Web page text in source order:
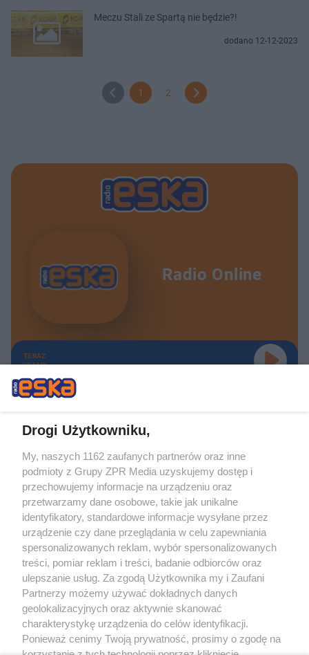
Meczu Stali ze Spartą nie będzie?!
dodano 12-12-2023
1 2
Radio Online
TERAZ
GRAMY
Żaden utwór zamieszczony w serwisie nie może być powielany i
rozpowszechniany lub dalej rozpowszechniany w jakikolwiek sposób (w
tym także elektroniczny lub mechaniczny) na jakimkolwiek polu
eksploatacji w jakiejkolwiek formie, włącznie z umieszczaniem w Internecie
bez pisemnej zgody właściciela praw. Jakiekolwiek użycie lub
wykorzystanie utworów w całości lub w części z naruszeniem prawa, tzn.
bez właściwej zgody, jest zabronione pod groźbą kary i może być ścigane
prawnie.
O nas
Drogi Użytkowniku,
My, naszych 1162 zaufanych partnerów oraz inne
podmioty z Grupy ZPR Media uzyskujemy dostęp i
przechowujemy informacje na urządzeniu oraz
przetwarzamy dane osobowe, takie jak unikalne
identyfikatory, standardowe informacje wysyłane przez
urządzenie czy dane przeglądania w celu zapewniania
spersonalizowanych reklam, wybór spersonalizowanych
treści, pomiar reklam i treści, badanie odbiorców oraz
ulepszanie usług. Za zgodą Użytkownika my i Zaufani
Partnerzy możemy używać dokładnych danych
geolokalizacyjnych oraz aktywnie skanować
charakterystykę urządzenia do celów identyfikacji.
Ponieważ cenimy Twoją prywatność, prosimy o zgodę na